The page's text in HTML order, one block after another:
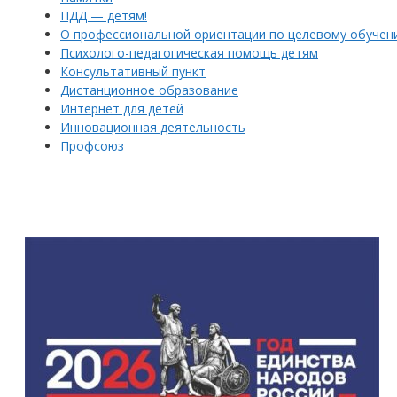
ПДД — детям!
О профессиональной ориентации по целевому
Психолого-педагогическая помощь детям
Консультативный пункт
Дистанционное образование
Интернет для детей
Инновационная деятельность
Профсоюз